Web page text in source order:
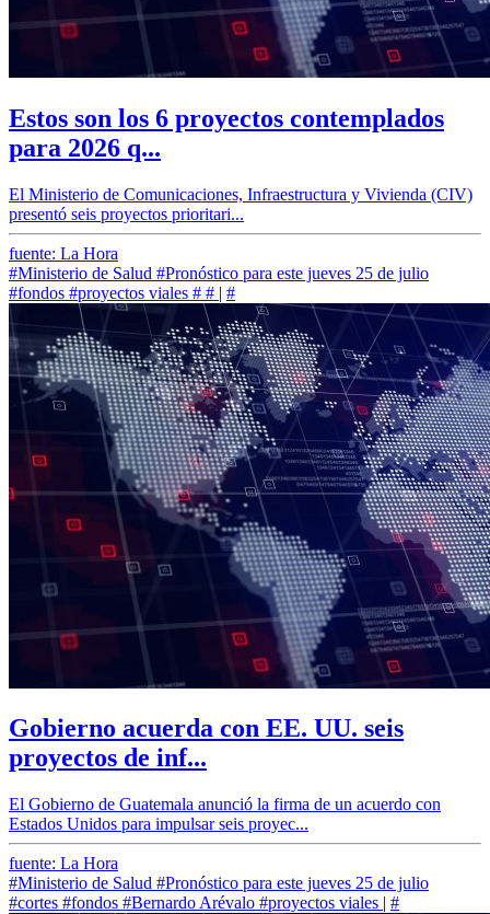
Estos son los 6 proyectos contemplados
para 2026 q...
El Ministerio de Comunicaciones, Infraestructura y Vivienda (CIV)
presentó seis proyectos prioritari...
fuente: La Hora
#Ministerio de Salud #Pronóstico para este jueves 25 de julio
#fondos #proyectos viales # # | #
Gobierno acuerda con EE. UU. seis
proyectos de inf...
El Gobierno de Guatemala anunció la firma de un acuerdo con
Estados Unidos para impulsar seis proyec...
fuente: La Hora
#Ministerio de Salud #Pronóstico para este jueves 25 de julio
#cortes #fondos #Bernardo Arévalo #proyectos viales | #